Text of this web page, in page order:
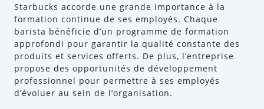
Starbucks accorde une grande importance à la
formation continue de ses employés. Chaque
barista bénéficie d’un programme de formation
approfondi pour garantir la qualité constante des
produits et services offerts. De plus, l’entreprise
propose des opportunités de développement
professionnel pour permettre à ses employés
d’évoluer au sein de l’organisation.